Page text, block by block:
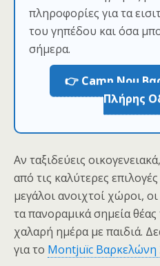
πληροφορίες για τα
του γηπέδου και όσα
σήμερα.
👉 Camp Nou
Πλήρης
Αν ταξιδεύεις
από τις καλύτερες
μεγάλοι ανοιχτοί χώροι,
τα πανοραμικά σημεία
χαλαρή ημέρα με παιδιά.
για το Montjuïc Βαρκελώνη